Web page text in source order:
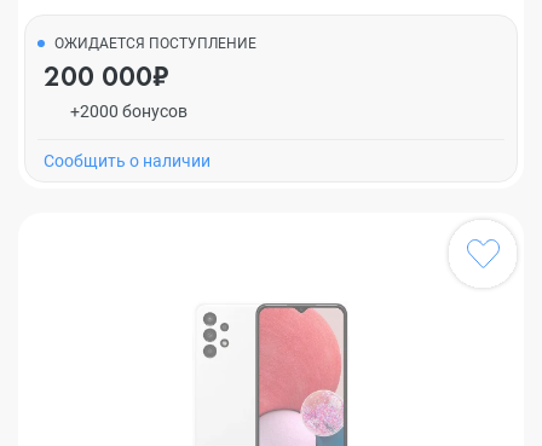
ОЖИДАЕТСЯ ПОСТУПЛЕНИЕ
200 000₽
+2000 бонусов
Cообщить о наличии